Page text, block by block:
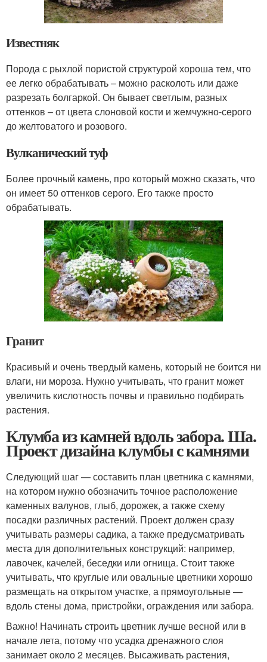
Известняк
Порода с рыхлой пористой структурой хороша тем, что
ее легко обрабатывать – можно расколоть или даже
разрезать болгаркой. Он бывает светлым, разных
оттенков – от цвета слоновой кости и жемчужно-серого
до желтоватого и розового.
Вулканический туф
Более прочный камень, про который можно сказать, что
он имеет 50 оттенков серого. Его также просто
обрабатывать.
Гранит
Красивый и очень твердый камень, который не боится ни
влаги, ни мороза. Нужно учитывать, что гранит может
увеличить кислотность почвы и правильно подбирать
растения.
Клумба из камней вдоль забора. Ша.
Проект дизайна клумбы с камнями
Следующий шаг — составить план цветника с камнями,
на котором нужно обозначить точное расположение
каменных валунов, глыб, дорожек, а также схему
посадки различных растений. Проект должен сразу
учитывать размеры садика, а также предусматривать
места для дополнительных конструкций: например,
лавочек, качелей, беседки или огнища. Стоит также
учитывать, что круглые или овальные цветники хорошо
размещать на открытом участке, а прямоугольные —
вдоль стены дома, пристройки, ограждения или забора.
Важно! Начинать строить цветник лучше весной или в
начале лета, потому что усадка дренажного слоя
занимает около 2 месяцев. Высаживать растения,